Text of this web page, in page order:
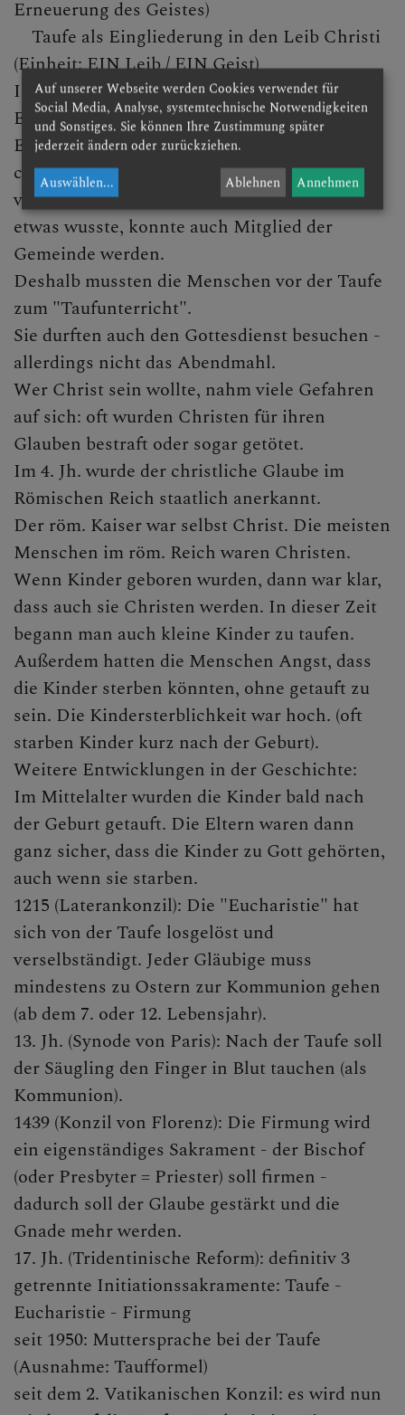
Erneuerung des Geistes)
Taufe als Eingliederung in den Leib Christi
(Einheit: EIN Leib / EIN Geist)
In den ersten christlichen Jahrhunderten:
Es wurden weiterhin nur Erwachsene getauft.
Es gab nur sehr wenige Christen - die
christliche Kirche war in vielen Ländern
verboten. Nur wer vom christlichen Glauben
etwas wusste, konnte auch Mitglied der
Gemeinde werden.
Deshalb mussten die Menschen vor der Taufe
zum "Taufunterricht".
Sie durften auch den Gottesdienst besuchen -
allerdings nicht das Abendmahl.
Wer Christ sein wollte, nahm viele Gefahren
auf sich: oft wurden Christen für ihren
Glauben bestraft oder sogar getötet.
Im 4. Jh. wurde der christliche Glaube im
Römischen Reich staatlich anerkannt.
Der röm. Kaiser war selbst Christ. Die meisten
Menschen im röm. Reich waren Christen.
Wenn Kinder geboren wurden, dann war klar,
dass auch sie Christen werden. In dieser Zeit
begann man auch kleine Kinder zu taufen.
Außerdem hatten die Menschen Angst, dass
die Kinder sterben könnten, ohne getauft zu
sein. Die Kindersterblichkeit war hoch. (oft
starben Kinder kurz nach der Geburt).
Weitere Entwicklungen in der Geschichte:
Im Mittelalter wurden die Kinder bald nach
der Geburt getauft. Die Eltern waren dann
ganz sicher, dass die Kinder zu Gott gehörten,
auch wenn sie starben.
1215 (Laterankonzil): Die "Eucharistie" hat
sich von der Taufe losgelöst und
verselbständigt. Jeder Gläubige muss
mindestens zu Ostern zur Kommunion gehen
(ab dem 7. oder 12. Lebensjahr).
13. Jh. (Synode von Paris): Nach der Taufe soll
der Säugling den Finger in Blut tauchen (als
Kommunion).
1439 (Konzil von Florenz): Die Firmung wird
ein eigenständiges Sakrament - der Bischof
(oder Presbyter = Priester) soll firmen -
dadurch soll der Glaube gestärkt und die
Gnade mehr werden.
17. Jh. (Tridentinische Reform): definitiv 3
getrennte Initiationssakramente: Taufe -
Eucharistie - Firmung
seit 1950: Muttersprache bei der Taufe
(Ausnahme: Taufformel)
seit dem 2. Vatikanischen Konzil: es wird nun
Auf unserer Webseite werden Cookies verwendet für
Social Media, Analyse, systemtechnische Notwendigkeiten
und Sonstiges. Sie können Ihre Zustimmung später
jederzeit ändern oder zurückziehen.
Auswählen... Ablehnen Annehmen